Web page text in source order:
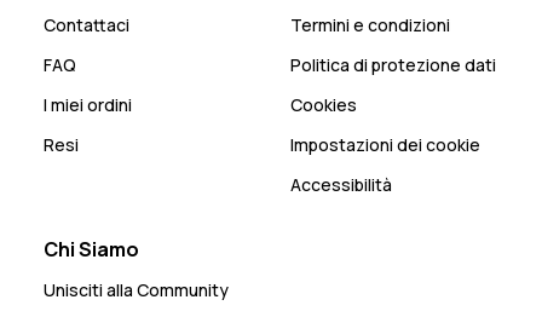
Contattaci
FAQ
I miei ordini
Resi
Termini e condizioni
Politica di protezione dati
Cookies
Impostazioni dei cookie
Accessibilità
Chi Siamo
Unisciti alla Community